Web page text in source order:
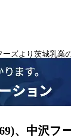
ーズより茨城乳業
、中沢フ